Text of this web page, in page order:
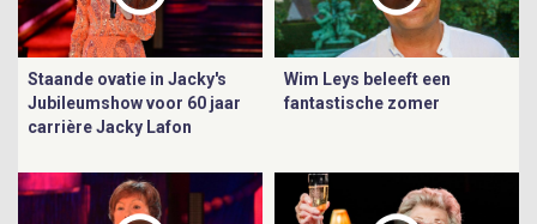
Staande ovatie in Jacky's
Jubileumshow voor 60 jaar
carrière Jacky Lafon
Wim Leys beleeft een
fantastische zomer